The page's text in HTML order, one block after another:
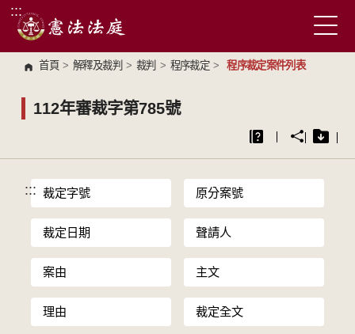
跳到主要內容區塊
:::
首頁 > 解釋及裁判 > 裁判 > 程序裁定 > 程序裁定案件列表
112年審裁字第785號
::: 裁定字號 原分案號
裁定日期 聲請人
案由 主文
理由 裁定全文